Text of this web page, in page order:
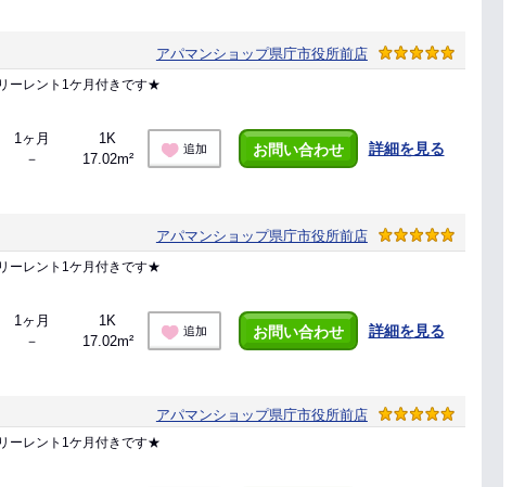
アパマンショップ県庁市役所前店
ーレント1ケ月付きです★
1ヶ月
－
1K
17.02m²
追加 お問い合わせ 詳細を見る
アパマンショップ県庁市役所前店
ーレント1ケ月付きです★
1ヶ月
－
1K
17.02m²
追加 お問い合わせ 詳細を見る
アパマンショップ県庁市役所前店
ーレント1ケ月付きです★